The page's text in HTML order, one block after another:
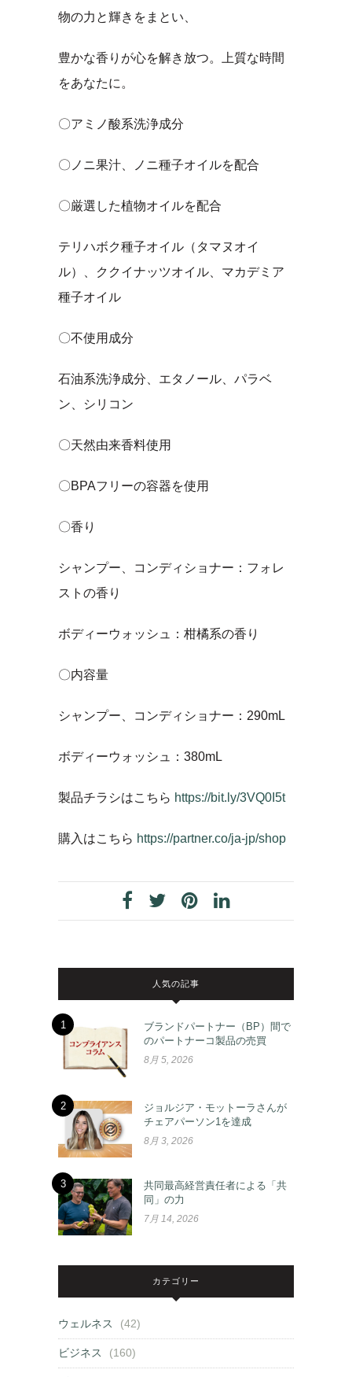
物の力と輝きをまとい、
豊かな香りが心を解き放つ。上質な時間
をあなたに。
〇アミノ酸系洗浄成分
〇ノニ果汁、ノニ種子オイルを配合
〇厳選した植物オイルを配合
テリハボク種子オイル（タマヌオイ
ル）、ククイナッツオイル、マカデミア
種子オイル
〇不使用成分
石油系洗浄成分、エタノール、パラベ
ン、シリコン
〇天然由来香料使用
〇BPAフリーの容器を使用
〇香り
シャンプー、コンディショナー：フォレ
ストの香り
ボディーウォッシュ：柑橘系の香り
〇内容量
シャンプー、コンディショナー：290mL
ボディーウォッシュ：380mL
製品チラシはこちら https://bit.ly/3VQ0I5t
購入はこちら https://partner.co/ja-jp/shop
人気の記事
1
ブランドパートナー（BP）間で
のパートナーコ製品の売買
8月 5, 2026
2
ジョルジア・モットーラさんが
チェアパーソン1を達成
8月 3, 2026
3
共同最高経営責任者による「共
同」の力
7月 14, 2026
カテゴリー
ウェルネス (42)
ビジネス (160)